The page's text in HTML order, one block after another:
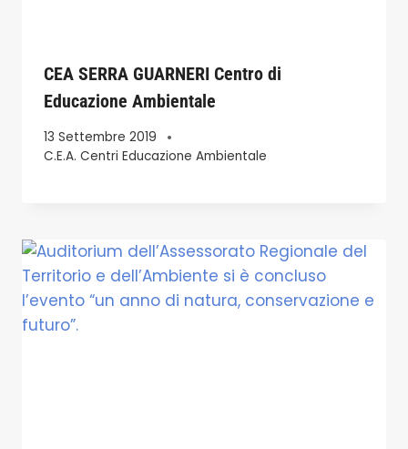
CEA SERRA GUARNERI Centro di
Educazione Ambientale
13 Settembre 2019
C.E.A. Centri Educazione Ambientale